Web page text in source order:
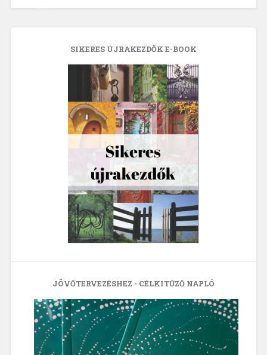
SIKERES ÚJRAKEZDŐK E-BOOK
JÖVŐTERVEZÉSHEZ - CÉLKITŰZŐ NAPLÓ